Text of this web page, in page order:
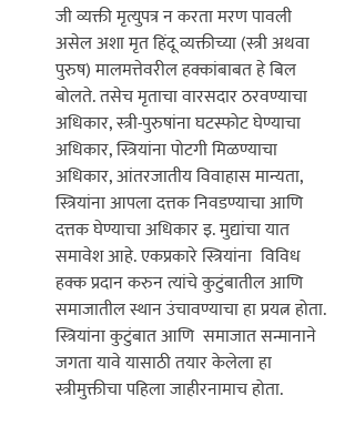
जी व्यक्ती मृत्युपत्र न करता मरण पावली
असेल अशा मृत हिंदू व्यक्तीच्या (स्त्री अथवा
पुरुष) मालमत्तेवरील हक्कांबाबत हे बिल
बोलते. तसेच मृताचा वारसदार ठरवण्याचा
अधिकार, स्त्री-पुरुषांना घटस्फोट घेण्याचा
अधिकार, स्त्रियांना पोटगी मिळण्याचा
अधिकार, आंतरजातीय विवाहास मान्यता,
स्त्रियांना आपला दत्तक निवडण्याचा आणि
दत्तक घेण्याचा अधिकार इ. मुद्यांचा यात
समावेश आहे. एकप्रकारे स्त्रियांना  विविध
हक्क प्रदान करुन त्यांचे कुटुंबातील आणि
समाजातील स्थान उंचावण्याचा हा प्रयत्न होता.
स्त्रियांना कुटुंबात आणि  समाजात सन्मानाने
जगता यावे यासाठी तयार केलेला हा
स्त्रीमुक्तीचा पहिला जाहीरनामाच होता.